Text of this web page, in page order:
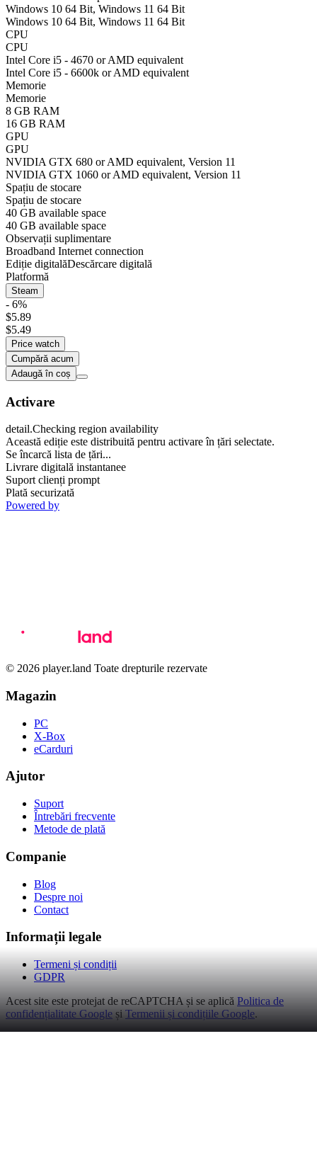
Windows 10 64 Bit, Windows 11 64 Bit
Windows 10 64 Bit, Windows 11 64 Bit
CPU
CPU
Intel Core i5 - 4670 or AMD equivalent
Intel Core i5 - 6600k or AMD equivalent
Memorie
Memorie
8 GB RAM
16 GB RAM
GPU
GPU
NVIDIA GTX 680 or AMD equivalent, Version 11
NVIDIA GTX 1060 or AMD equivalent, Version 11
Spațiu de stocare
Spațiu de stocare
40 GB available space
40 GB available space
Observații suplimentare
Broadband Internet connection
Ediție digitalăDescărcare digitală
Platformă
Steam
- 6%
$5.89
$5.49
Price watch
Cumpără acum
Adaugă în coș
Activare
detail.Checking region availability
Această ediție este distribuită pentru activare în țări selectate.
Se încarcă lista de țări...
Livrare digitală instantanee
Suport clienți prompt
Plată securizată
Powered by
© 2026 player.land Toate drepturile rezervate
Magazin
PC
X-Box
eCarduri
Ajutor
Suport
Întrebări frecvente
Metode de plată
Companie
Blog
Despre noi
Contact
Informații legale
Termeni și condiții
GDPR
Acest site este protejat de reCAPTCHA și se aplică Politica de
confidențialitate Google și Termenii și condițiile Google.